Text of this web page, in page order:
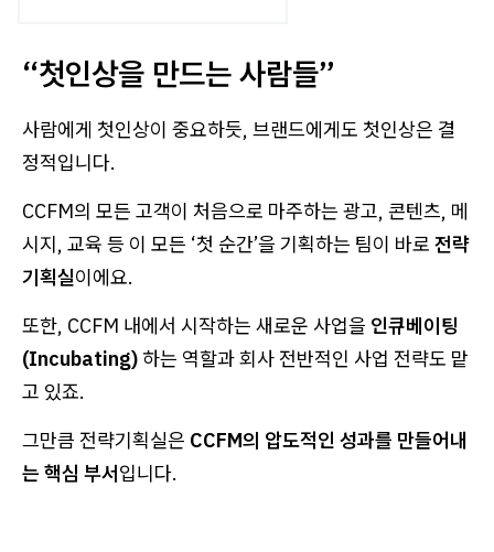
“첫인상을 만드는 사람들”
사람에게 첫인상이 중요하듯, 브랜드에게도 첫인상은 결
정적입니다.
CCFM의 모든 고객이 처음으로 마주하는 광고, 콘텐츠, 메
시지, 교육 등 이 모든 ‘첫 순간’을 기획하는 팀이 바로 전략
기획실이에요.
또한, CCFM 내에서 시작하는 새로운 사업을 인큐베이팅
(Incubating)하는 역할과 회사 전반적인 사업 전략도 맡
고 있죠.
그만큼 전략기획실은 CCFM의 압도적인 성과를 만들어내
는 핵심 부서입니다.